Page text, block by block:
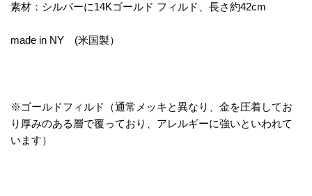
素材：シルバーに14Kゴールド フィルド、長さ約42cm
made in NY (米国製）
※ ゴールドフィルド
（通常メッキと異なり、金を圧着してお
り厚みのある層で覆っており、アレルギーに強いといわれて
います）